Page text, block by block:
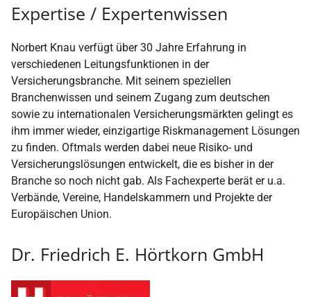
Expertise / Expertenwissen
Norbert Knau verfügt über 30 Jahre Erfahrung in
verschiedenen Leitungsfunktionen in der
Versicherungsbranche. Mit seinem speziellen
Branchenwissen und seinem Zugang zum deutschen
sowie zu internationalen Versicherungsmärkten gelingt es
ihm immer wieder, einzigartige Riskmanagement Lösungen
zu finden. Oftmals werden dabei neue Risiko- und
Versicherungslösungen entwickelt, die es bisher in der
Branche so noch nicht gab. Als Fachexperte berät er u.a.
Verbände, Vereine, Handelskammern und Projekte der
Europäischen Union.
Dr. Friedrich E. Hörtkorn GmbH